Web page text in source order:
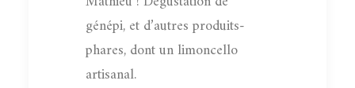
génépi, et d’autres produits-
phares, dont un limoncello
artisanal.